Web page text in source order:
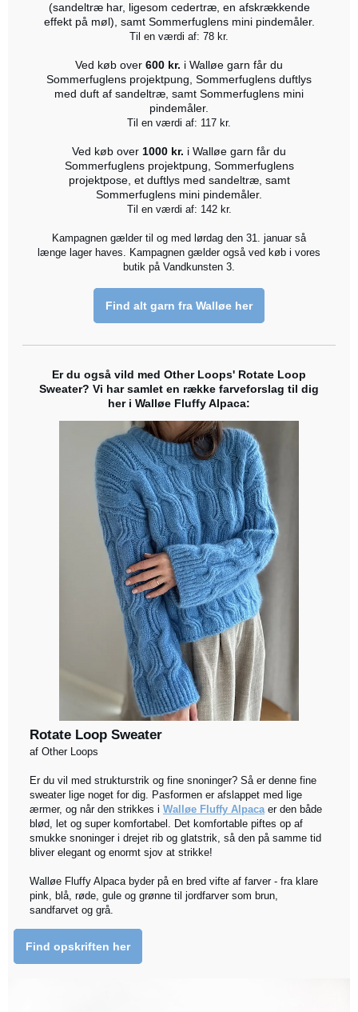
(sandeltræ har, ligesom cedertræ, en afskrækkende
effekt på møl), samt Sommerfuglens mini pindemåler.
Til en værdi af: 78 kr.
Ved køb over 600 kr. i Walløe garn får du
Sommerfuglens projektpung, Sommerfuglens duftlys
med duft af sandeltræ, samt Sommerfuglens mini
pindemåler.
Til en værdi af: 117 kr.
Ved køb over 1000 kr. i Walløe garn får du
Sommerfuglens projektpung, Sommerfuglens
projektpose, et duftlys med sandeltræ, samt
Sommerfuglens mini pindemåler.
Til en værdi af: 142 kr.
Kampagnen gælder til og med lørdag den 31. januar så
længe lager haves. Kampagnen gælder også ved køb i vores
butik på Vandkunsten 3.
Find alt garn fra Walløe her
Er du også vild med Other Loops' Rotate Loop
Sweater? Vi har samlet en række farveforslag til dig
her i Walløe Fluffy Alpaca:
Rotate Loop Sweater
af Other Loops
Er du vil med strukturstrik og fine snoninger? Så er denne fine
sweater lige noget for dig. Pasformen er afslappet med lige
ærmer, og når den strikkes i Walløe Fluffy Alpacaer den både
blød, let og super komfortabel. Det komfortable piftes op af
smukke snoninger i drejet rib og glatstrik, så den på samme tid
bliver elegant og enormt sjov at strikke!
Walløe Fluffy Alpaca byder på en bred vifte af farver - fra klare
pink, blå, røde, gule og grønne til jordfarver som brun,
sandfarvet og grå.
Find opskriften her